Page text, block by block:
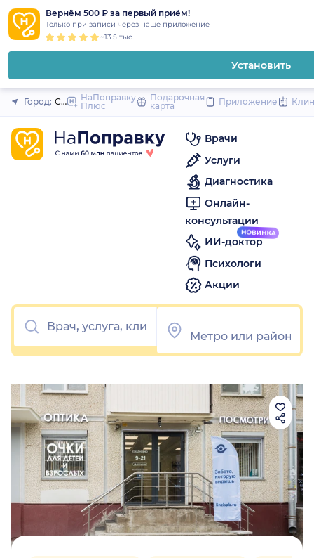
Вернём 500 ₽ за первый приём!
Только при записи через наше приложение
~13.5 тыс.
Установить
Закрыть
Город: Санкт-Петербург
НаПоправку
Плюс
Подарочная
карта
Приложение
Врачи
Услуги
Диагностика
Онлайн-
консультации
ИИ-доктор
Психологи
Акции